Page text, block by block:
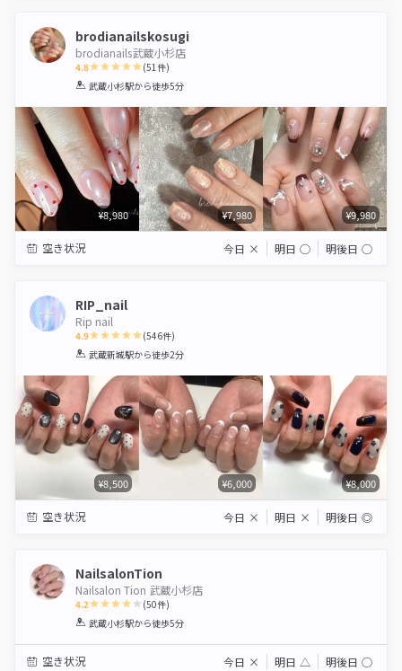
brodianailskosugi
brodianails武蔵小杉店
4.8
1 2 3 4 5
(51件)
武蔵小杉駅から徒歩5分
¥8,980 ¥7,980 ¥9,980
空き状況 今日 × 明日 ◯ 明後日 ◯
RIP_nail
Rip nail
4.9
1 2 3 4 5
(546件)
武蔵新城駅から徒歩2分
¥8,500 ¥6,000 ¥8,000
空き状況 今日 × 明日 × 明後日 ◎
NailsalonTion
Nailsalon Tion 武蔵小杉店
4.2
1 2 3 4 5
(50件)
武蔵小杉駅から徒歩5分
空き状況 今日 × 明日 △ 明後日 ◯